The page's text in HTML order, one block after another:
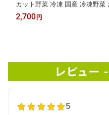
カット野菜 冷凍 国産 冷凍野菜
アン 和風 スープ おつゆ冷凍カ
用セット 175g×5袋
2,700円
5